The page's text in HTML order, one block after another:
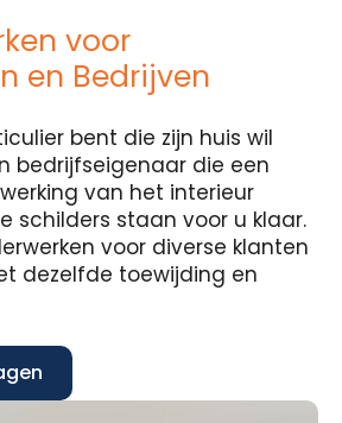
voor
en Bedrijven
bent die zijn huis wil
bedrijfseigenaar die een
van het interieur
schilders staan voor u klaar.
voor diverse klanten
dezelfde toewijding en